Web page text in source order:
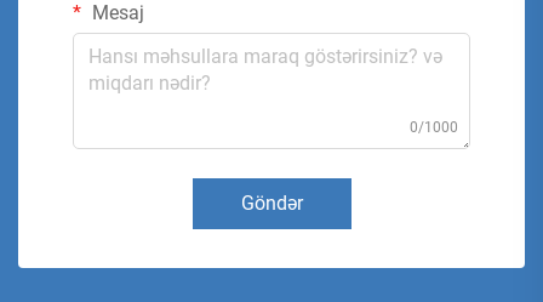
Mesaj
0/1000
Göndər